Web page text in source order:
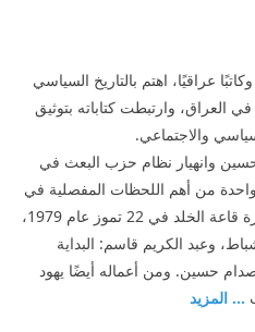
عراقيًا، اهتم بالتاريخ السياسي
العراق، وارتبطت كتاباته بتوثيق
والاجتماعي.
وانهيار نظام حزب البعث في
يتناول واحدة من أهم اللحظات المفصلية في
تاريخ العراق الحديث. كما كتب مجزرة قاعة الخلد في 22 تموز عام 1979،
بالدبابة: أسرار يومي 8-9 شباط، وعبد الكريم قاسم: البداية
حسين. ومن أعماله أيضًا يهود
... المزيد